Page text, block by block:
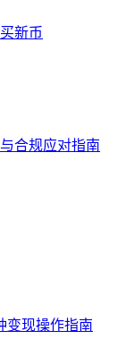
新币
合规应对指南
变现操作指南